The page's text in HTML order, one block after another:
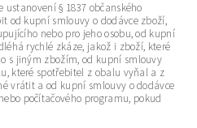
§ 1837 občanského
od kupní smlouvy o dodávce zboží,
nebo pro jeho osobu, od kupní
rychlé zkáze, jakož i zboží, které
s jiným zbožím, od kupní smlouvy
které spotřebitel z obalu vyňal a z
vrátit a od kupní smlouvy o dodávce
počítačového programu, pokud